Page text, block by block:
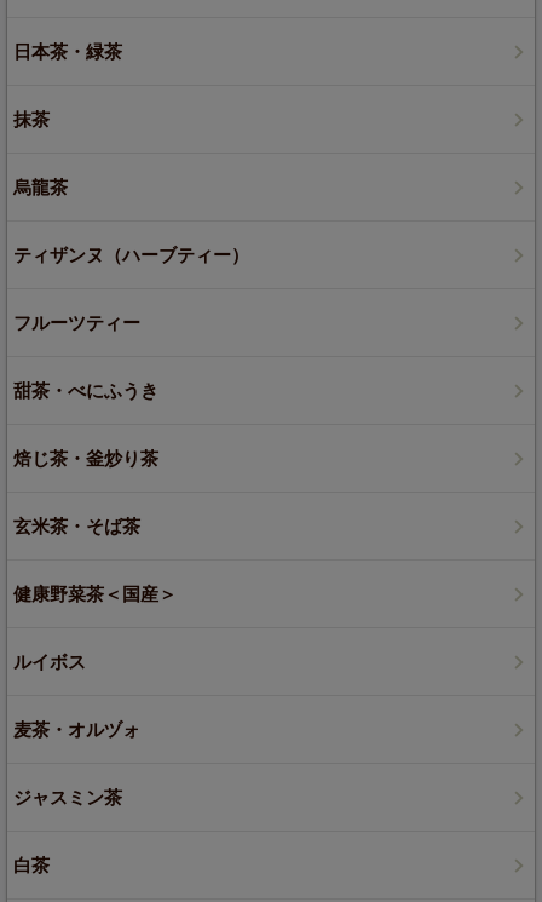
日本茶・緑茶
抹茶
烏龍茶
ティザンヌ（ハーブティー）
フルーツティー
甜茶・べにふうき
焙じ茶・釜炒り茶
玄米茶・そば茶
健康野菜茶＜国産＞
ルイボス
麦茶・オルヅォ
ジャスミン茶
白茶